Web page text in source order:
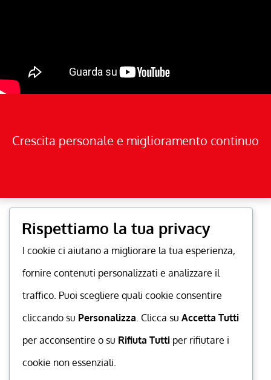
Crescita personale e miglioramento continuo
Rispettiamo la tua privacy
I cookie ci aiutano a migliorare la tua esperienza,
fornire contenuti personalizzati e analizzare il
traffico. Puoi scegliere quali cookie consentire
cliccando su Personalizza. Clicca su Accetta Tutti
per acconsentire o su Rifiuta Tutti per rifiutare i
cookie non essenziali.